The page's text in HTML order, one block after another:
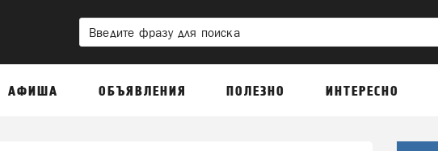
АФИША ОБЪЯВЛЕНИЯ ПОЛЕЗНО ИНТЕРЕСНО